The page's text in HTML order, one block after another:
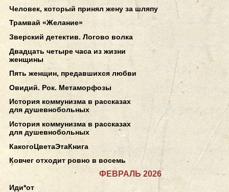
Человек, который принял жену за шляпу
Трамвай «Желание»
Зверский детектив. Логово волка
Двадцать четыре часа из жизни
женщины
Пять женщин, предавшихся любви
Овидий. Рок. Метаморфозы
История коммунизма в рассказах
для душевнобольных
История коммунизма в рассказах
для душевнобольных
КакогоЦветаЭтаКнига
Ковчег отходит ровно в восемь
ФЕВРАЛЬ 2026
Иди*от